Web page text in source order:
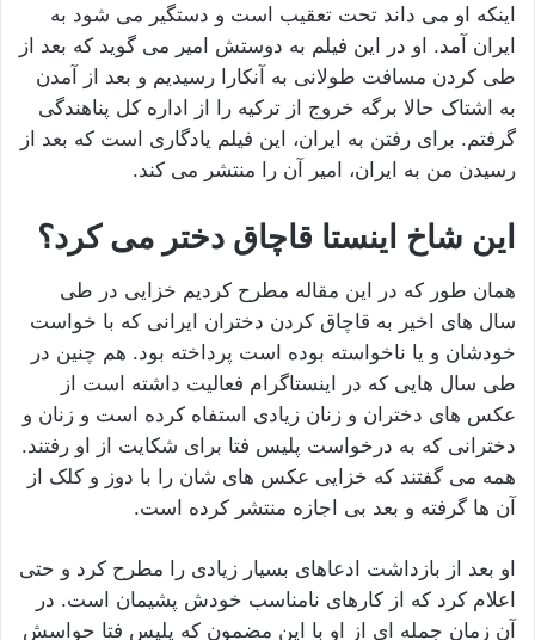
اینکه او می داند تحت تعقیب است و دستگیر می شود به
ایران آمد. او در این فیلم به دوستش امیر می‌ گوید که بعد از
طی کردن مسافت طولانی به آنکارا رسیدیم و بعد از آمدن
به اشتاک حالا برگه خروج از ترکیه را از اداره کل پناهندگی
گرفتم. برای رفتن به ایران، این فیلم یادگاری است که بعد از
رسیدن من به ایران، امیر آن را منتشر می‌ کند.
این شاخ اینستا قاچاق دختر می کرد؟
همان طور که در این مقاله مطرح کردیم خزایی در طی
سال های اخیر به قاچاق کردن دختران ایرانی که با خواست
خودشان و یا ناخواسته بوده است پرداخته بود. هم چنین در
طی سال هایی که در اینستاگرام فعالیت داشته است از
عکس های دختران و زنان زیادی استفاه کرده است و زنان و
دخترانی که به درخواست پلیس فتا برای شکایت از او رفتند.
همه می‌ گفتند که خزایی عکس‌ های‌ شان را با دوز و کلک از
آن ها گرفته و بعد بی‌ اجازه منتشر کرده است.
او بعد از بازداشت ادعاهای بسیار زیادی را مطرح کرد و حتی
اعلام کرد که از کارهای نامناسب خودش پشیمان است. در
آن زمان جمله‌ ای از او با این مضمون که پلیس فتا حواسش